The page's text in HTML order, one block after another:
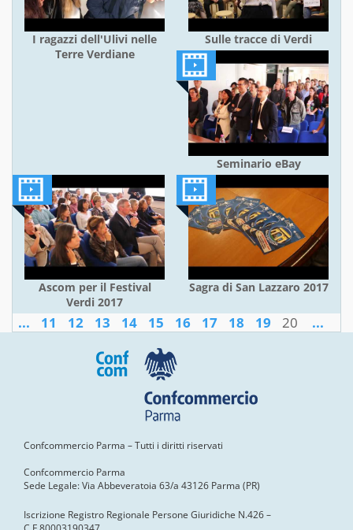
I ragazzi dell'Ulivi nelle
Terre Verdiane
Sulle tracce di Verdi
Seminario eBay
Ascom per il Festival
Verdi 2017
Sagra di San Lazzaro 2017
... 11 12 13 14 15 16 17 18 19 20 ...
Confcommercio Parma – Tutti i diritti riservati
Confcommercio Parma
Sede Legale: Via Abbeveratoia 63/a 43126 Parma (PR)
Iscrizione Registro Regionale Persone Giuridiche N.426 –